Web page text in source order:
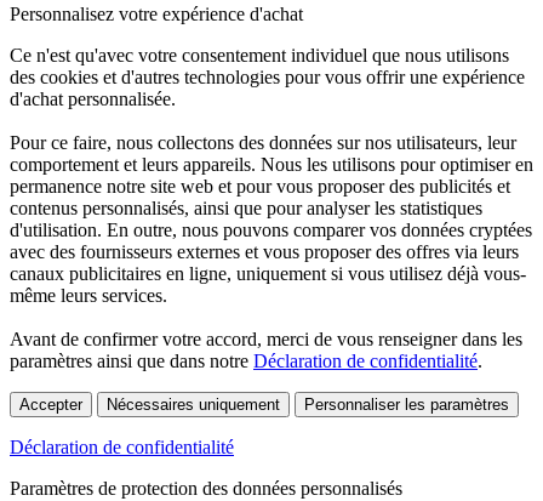
Personnalisez votre expérience d'achat
Ce n'est qu'avec votre consentement individuel que nous utilisons
des cookies et d'autres technologies pour vous offrir une expérience
d'achat personnalisée.
Pour ce faire, nous collectons des données sur nos utilisateurs, leur
comportement et leurs appareils. Nous les utilisons pour optimiser en
permanence notre site web et pour vous proposer des publicités et
contenus personnalisés, ainsi que pour analyser les statistiques
d'utilisation. En outre, nous pouvons comparer vos données cryptées
avec des fournisseurs externes et vous proposer des offres via leurs
canaux publicitaires en ligne, uniquement si vous utilisez déjà vous-
même leurs services.
Avant de confirmer votre accord, merci de vous renseigner dans les
paramètres ainsi que dans notre Déclaration de confidentialité.
Accepter Nécessaires uniquement Personnaliser les paramètres
Déclaration de confidentialité
Paramètres de protection des données personnalisés